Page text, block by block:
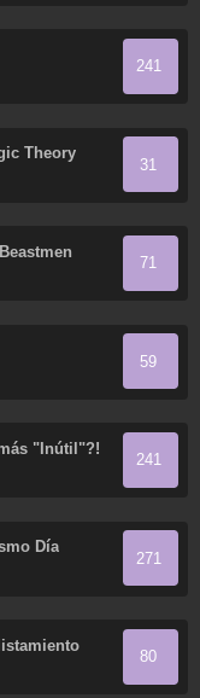
241
Theory
31
71
59
"Inútil"?!
241
Día
271
80